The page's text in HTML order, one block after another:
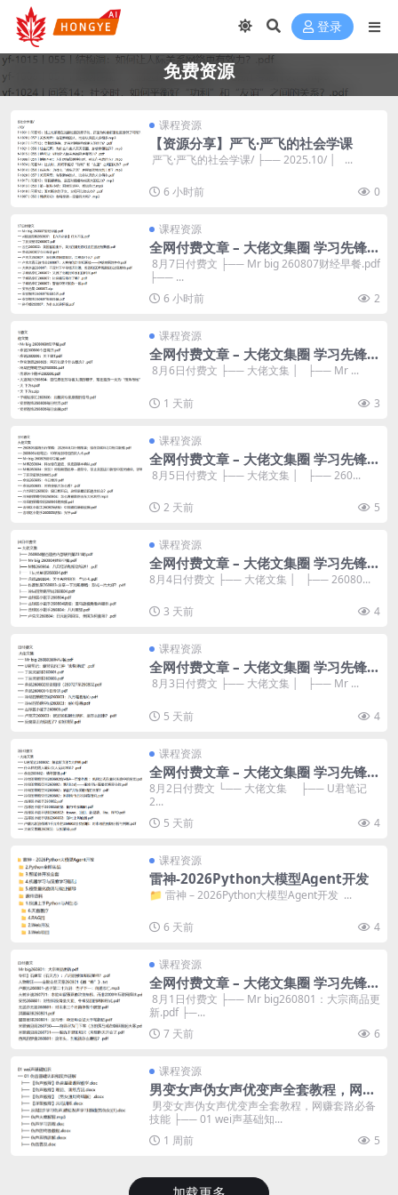
登录
免费资源
课程资源
【资源分享】严飞·严飞的社会学课
​ 严飞·严飞的社会学课/ ├── 2025.10/ │ ...
6 小时前 0
课程资源
全网付费文章 – 大佬文集圈 学习先锋
精选研报 8月7日更新
​ 8月7日付费文 ├── Mr big 260807财经早餐.pdf
├── ...
6 小时前
2
课程资源
全网付费文章 – 大佬文集圈 学习先锋
精选研报 8月6日更新
​ 8月6日付费文 ├── 大佬文集 │ ├── Mr ...
1 天前 3
课程资源
全网付费文章 – 大佬文集圈 学习先锋
精选研报 8月5日更新
​ 8月5日付费文 ├── 大佬文集 │ ├── 260...
2 天前 5
课程资源
全网付费文章 – 大佬文集圈 学习先锋
精选研报 8月4日更新
8月4日付费文 ├── 大佬文集 │ ├── 26080...
3 天前 4
课程资源
全网付费文章 – 大佬文集圈 学习先锋
精选研报 8月3日更新
​ 8月3日付费文 ├── 大佬文集 │ ├── Mr ...
5 天前 4
课程资源
全网付费文章 – 大佬文集圈 学习先锋
精选研报 8月2日更新
8月2日付费文 └── 大佬文集 ├── U君笔记
2...
5 天前
4
课程资源
雷神-2026Python大模型Agent开发
📁 雷神 – 2026Python大模型Agent开发 ...
6 天前 4
课程资源
全网付费文章 – 大佬文集圈 学习先锋
精选研报 8月1日更新
​ 8月1日付费文 ├── Mr big260801：大宗商品更
新.pdf ├─...
7 天前
6
课程资源
男变女声伪女声优变声全套教程，网赚
套路必备技能
​ 男变女声伪女声优变声全套教程，网赚套路必备
技能 ├── 01 wei声基础知...
1 周前
5